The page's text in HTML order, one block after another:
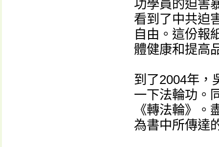
功學員的迫害
看到了中共迫
自由。這份報
體健康和提高
到了2004年，
一下法輪功。
《轉法輪》
為書中所傳達